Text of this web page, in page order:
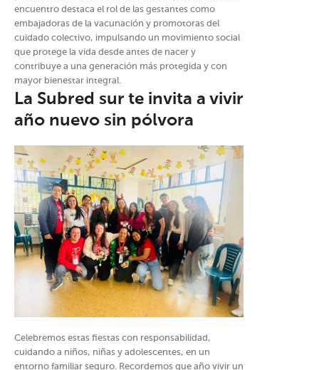
encuentro destaca el rol de las gestantes como
embajadoras de la vacunación y promotoras del
cuidado colectivo, impulsando un movimiento social
que protege la vida desde antes de nacer y
contribuye a una generación más protegida y con
mayor bienestar integral.
La Subred sur te invita a vivir
año nuevo sin pólvora
Celebremos estas fiestas con responsabilidad,
cuidando a niños, niñas y adolescentes, en un
entorno familiar seguro. Recordemos que año vivir un